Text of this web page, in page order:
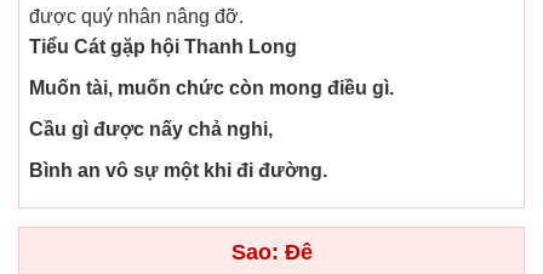
được quý nhân nâng đỡ.
Tiểu Cát gặp hội Thanh Long
Muốn tài, muốn chức còn mong điều gì.
Cầu gì được nấy chả nghi,
Bình an vô sự một khi đi đường.
Sao: Đê